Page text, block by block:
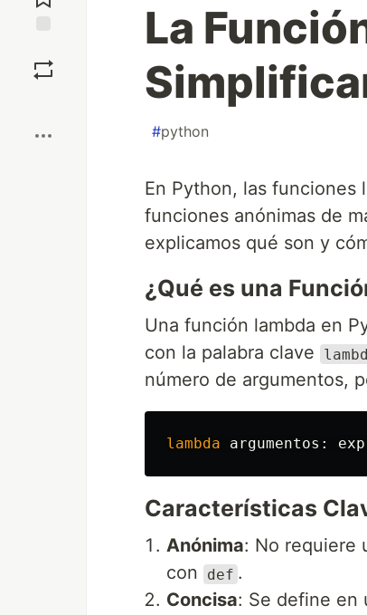
La
#python
En Python, las funciones
funciones anónimas de
explicamos qué son y
¿Qué es una
Una función lambda en
con la palabra clave
número de argumentos,
lambda argumentos :
Características
Anónima: No requiere
con
def .
Concisa: Se define en